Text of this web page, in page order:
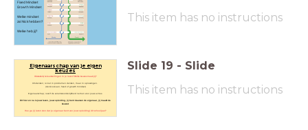
Fixed Mindset
Growth Mindset
Welke mindset
zal Nick hebben?
Welke heb jij?
This item has no instructions
Eigenaarschap van je eigen
keuzes
Obstakels/ teleurstellingen in je leven? Welke keuzes maak jij?
Omdenken; is niet in problemen denken, maar in oplossingen.
(denk ook aan; fixed of growth mindset)
Eigenaarschap; is zelf de verantwoordelijkheid nemen voor jouw acties.
Dit hier en nu is jouw leven, jouw opleiding, jij bent daarvan de eigenaar, jij maakt de
keuzes!
Hoe ga jij laten zien dat je eigenaar bent van jouw opleiding/ dit schooljaar?
Slide 19 - Slide
This item has no instructions